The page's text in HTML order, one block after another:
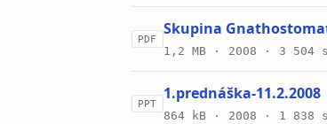
PDF
Skupina
1,2 MB · 2008 · 3 504
PPT
1.prednáška-11.2.2008
864 kB · 2008 · 1 838